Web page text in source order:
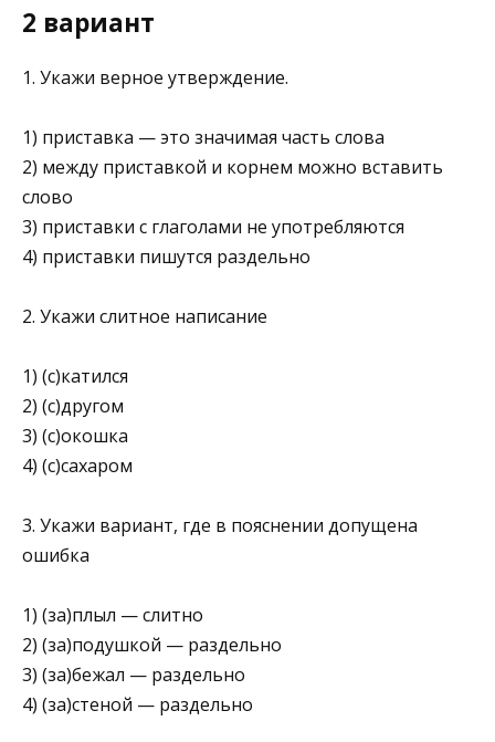
2 вариант
1. Укажи верное утверждение.
1) приставка — это значимая часть слова
2) между приставкой и корнем можно вставить
слово
3) приставки с глаголами не употребляются
4) приставки пишутся раздельно
2. Укажи слитное написание
1) (с)катился
2) (с)другом
3) (с)окошка
4) (с)сахаром
3. Укажи вариант, где в пояснении допущена
ошибка
1) (за)плыл — слитно
2) (за)подушкой — раздельно
3) (за)бежал — раздельно
4) (за)стеной — раздельно